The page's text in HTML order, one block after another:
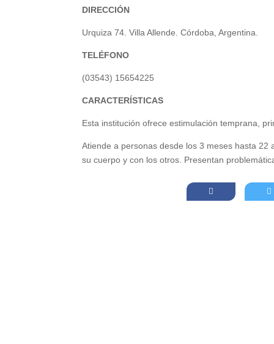
DIRECCIÓN
Urquiza 74. Villa Allende. Córdoba, Argentina.
TELÉFONO
(03543) 15654225
CARACTERÍSTICAS
Esta institución ofrece estimulación temprana,
Atiende a personas desde los 3 meses hasta
su cuerpo y con los otros. Presentan